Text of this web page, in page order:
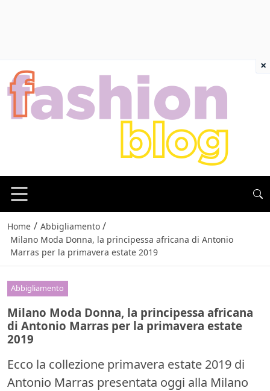
Home / Abbigliamento /
Milano Moda Donna, la principessa africana di Antonio
Marras per la primavera estate 2019
Abbigliamento
Milano Moda Donna, la principessa africana
di Antonio Marras per la primavera estate
2019
Ecco la collezione primavera estate 2019 di
Antonio Marras presentata oggi alla Milano
×